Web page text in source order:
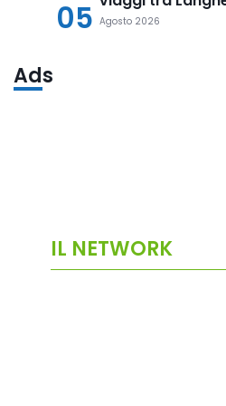
05 Agosto 2026
Ads
IL NETWORK